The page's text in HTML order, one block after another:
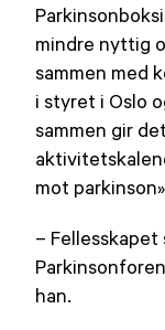
mindre nyttig
sammen med
i styret i Oslo
sammen gir
mot
–
han.